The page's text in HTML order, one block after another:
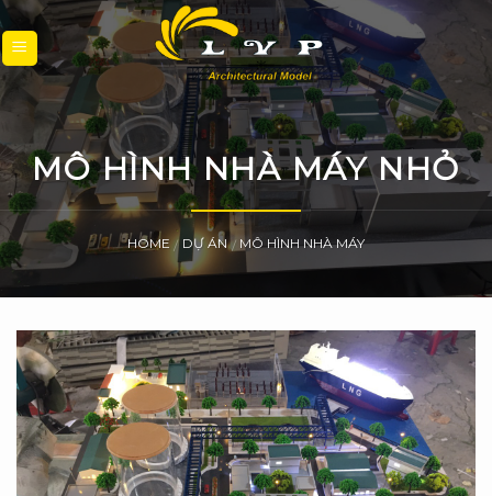
Skip
to
content
MÔ HÌNH NHÀ MÁY NHỎ
HOME / DỰ ÁN / MÔ HÌNH NHÀ MÁY